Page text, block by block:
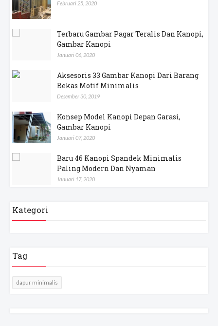
Februari 25, 2020
Terbaru Gambar Pagar Teralis Dan Kanopi,
Gambar Kanopi
Januari 06, 2020
Aksesoris 33 Gambar Kanopi Dari Barang
Bekas Motif Minimalis
Desember 30, 2019
Konsep Model Kanopi Depan Garasi,
Gambar Kanopi
Januari 07, 2020
Baru 46 Kanopi Spandek Minimalis
Paling Modern Dan Nyaman
Januari 17, 2020
Kategori
Tag
dapur minimalis